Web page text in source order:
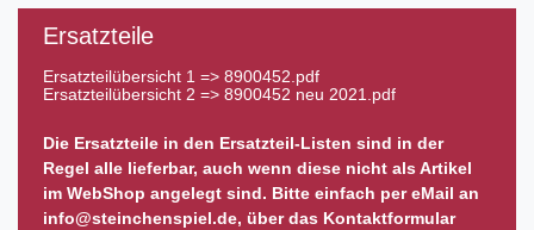
Ersatzteile
Ersatzteilübersicht 1 => 8900452.pdf
Ersatzteilübersicht 2 => 8900452 neu 2021.pdf
Die Ersatzteile in den Ersatzteil-Listen sind in der
Regel alle lieferbar, auch wenn diese nicht als Artikel
im WebShop angelegt sind. Bitte einfach per eMail an
info@steinchenspiel.de, über das Kontaktformular